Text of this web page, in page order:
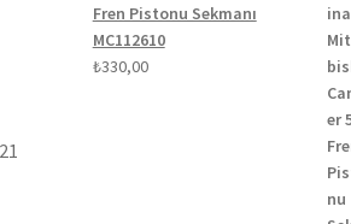
Fren Pistonu Sekmanı
MC112610
₺330,00